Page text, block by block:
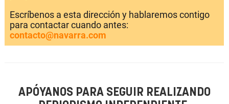
Escríbenos a esta dirección y hablaremos contigo
para contactar cuando antes:
contacto@navarra.com
APÓYANOS PARA SEGUIR REALIZANDO